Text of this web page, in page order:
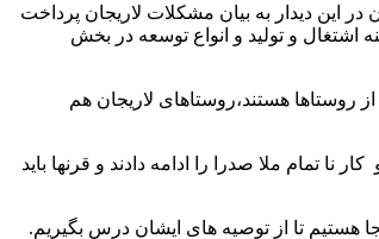
این دیدار به بیان مشکلات لاریجان پرداخت
و تولید و انواع توسعه در بخش
روستاها هستند،روستاهای لاریجان هم
تمام ملا صدرا را ادامه دادند و قرنها باید
هستیم تا از توصیه های ایشان درس بگیریم.